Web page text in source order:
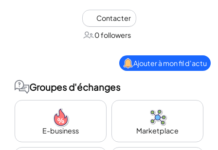
Contacter
0 followers
Ajouter à mon fil d'actu
Groupes d'échanges
E-business Marketplace